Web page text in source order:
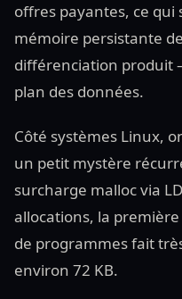
offres payantes, ce qui
mémoire persistante
différenciation produit
plan des données.
Côté systèmes Linux,
un petit mystère
surcharge malloc via
allocations, la
de programmes fait
environ 72 KB.